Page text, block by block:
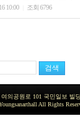
10:00 조회 6796
의공원로 101 국민일보 빌
All Rights